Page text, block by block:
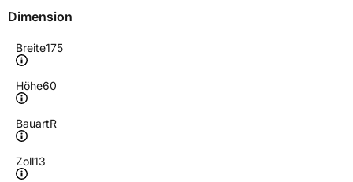
Dimension
Breite175
Höhe60
BauartR
Zoll13